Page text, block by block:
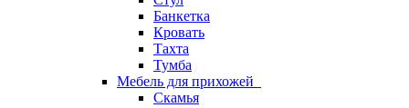
Банкетка
Кровать
Тахта
Тумба
Мебель для прихожей
Скамья